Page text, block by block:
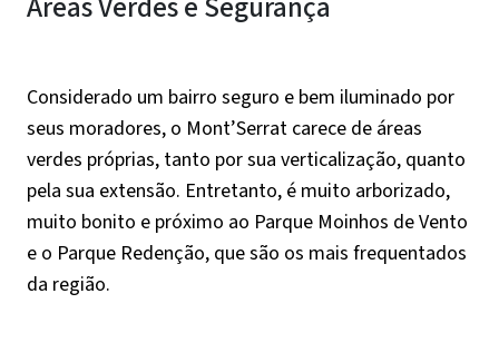
Considerado um bairro seguro e bem iluminado por
seus moradores, o Mont’Serrat carece de áreas
verdes próprias, tanto por sua verticalização, quanto
pela sua extensão. Entretanto, é muito arborizado,
muito bonito e próximo ao Parque Moinhos de Vento
e o Parque Redenção, que são os mais frequentados
da região.